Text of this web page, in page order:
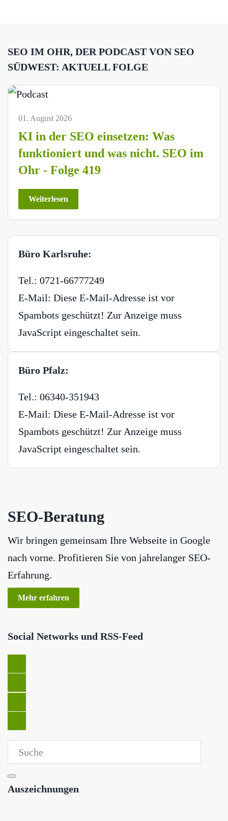
SEO IM OHR, DER PODCAST VON SEO
SÜDWEST: AKTUELL FOLGE
01. August 2026
KI in der SEO einsetzen: Was
funktioniert und was nicht. SEO im
Ohr - Folge 419
Weiterlesen
Büro Karlsruhe:
Tel.: 0721-66777249
E-Mail: Diese E-Mail-Adresse ist vor
Spambots geschützt! Zur Anzeige muss
JavaScript eingeschaltet sein.
Büro Pfalz:
Tel.: 06340-351943
E-Mail: Diese E-Mail-Adresse ist vor
Spambots geschützt! Zur Anzeige muss
JavaScript eingeschaltet sein.
SEO-Beratung
Wir bringen gemeinsam Ihre Webseite in Google
nach vorne. Profitieren Sie von jahrelanger SEO-
Erfahrung.
Mehr erfahren
Social Networks und RSS-Feed
Auszeichnungen